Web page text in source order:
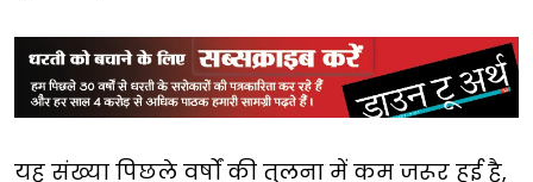
यह संख्या पिछले वर्षों की तुलना में कम जरूर हुई है,